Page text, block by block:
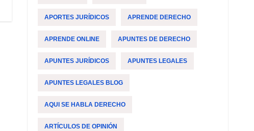
APORTES JURÍDICOS APRENDE DERECHO
APRENDE ONLINE APUNTES DE DERECHO
APUNTES JURÍDICOS APUNTES LEGALES
APUNTES LEGALES BLOG
AQUI SE HABLA DERECHO
ARTÍCULOS DE OPINIÓN